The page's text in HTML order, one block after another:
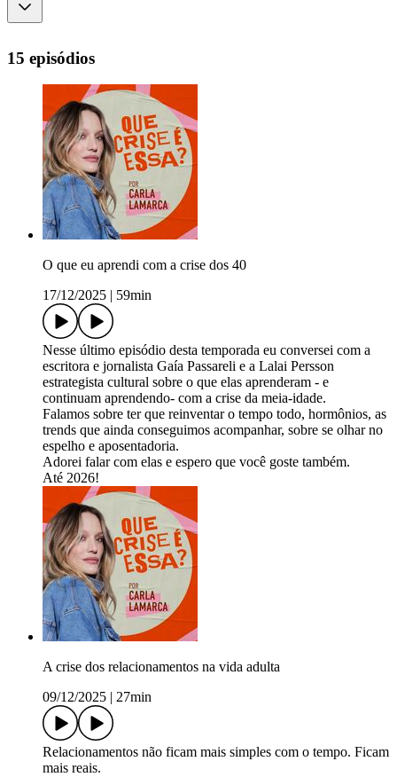
15 episódios
O que eu aprendi com a crise dos 40
17/12/2025
59min
Nesse último episódio desta temporada eu conversei com a
escritora e jornalista Gaía Passareli e a Lalai Persson
estrategista cultural sobre o que elas aprenderam - e
continuam aprendendo- com a crise da meia-idade.
Falamos sobre ter que reinventar o tempo todo, hormônios, as
trends que ainda conseguimos acompanhar, sobre se olhar no
espelho e aposentadoria.
Adorei falar com elas e espero que você goste também.
Até 2026!
A crise dos relacionamentos na vida adulta
09/12/2025
27min
Relacionamentos não ficam mais simples com o tempo. Ficam
mais reais.